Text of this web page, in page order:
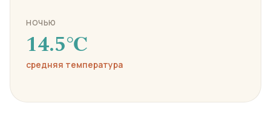
НОЧЬЮ
14.5℃
средняя температура